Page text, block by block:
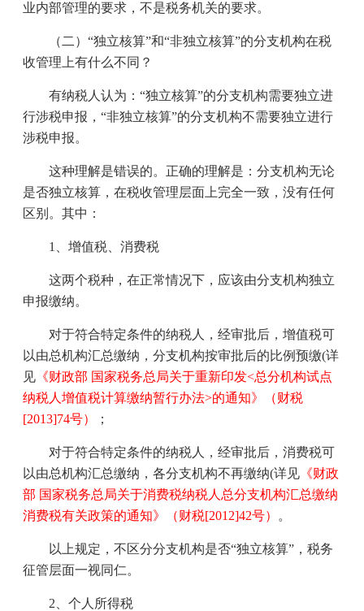
业内部管理的要求，不是税务机关的要求。
（二）“独立核算”和“非独立核算”的分支机构在税
收管理上有什么不同？
有纳税人认为：“独立核算”的分支机构需要独立进
行涉税申报，“非独立核算”的分支机构不需要独立进行
涉税申报。
这种理解是错误的。正确的理解是：分支机构无论
是否独立核算，在税收管理层面上完全一致，没有任何
区别。其中：
1 、增值税、消费税
这两个税种，在正常情况下，应该由分支机构独立
申报缴纳。
对于符合特定条件的纳税人，经审批后，增值税可
以由总机构汇总缴纳，分支机构按审批后的比例预缴(详
见 《财政部 国家税务总局关于重新印发<总分机构试点
纳税人增值税计算缴纳暂行办法>的通知》（财税
[2013]74号） ；
对于符合特定条件的纳税人，经审批后，消费税可
以由总机构汇总缴纳，各分支机构不再缴纳(详见 《财政
部 国家税务总局关于消费税纳税人总分支机构汇总缴纳
消费税有关政策的通知》（财税[2012]42号） 。
以上规定，不区分分支机构是否“独立核算”，税务
征管层面一视同仁。
2 、个人所得税